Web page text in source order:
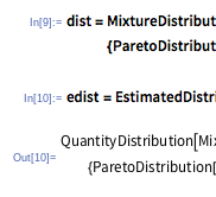
In[9]:=
In[10]:=
Out[10]=